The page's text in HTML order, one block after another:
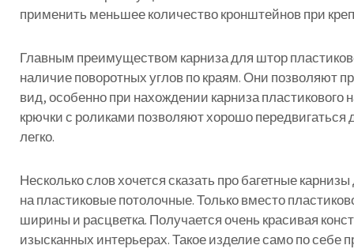
применить меньшееколичествокронштейновпри
Главным преимуществом карнизадля штор
наличиеповоротныхугловпокраям.Они позволяют
вид,особеннопри нахождении карнизапластикового
крючкис роликами позволяютхорошопередвигаться
легко.
Несколькословхочетсясказать пробагетныекарнизы
напластиковыепотолочные.Тольковместо
ширины и расцветка. Получаетсяочень красивая
изысканных интерьерах.Такоеизделиесамопосебе